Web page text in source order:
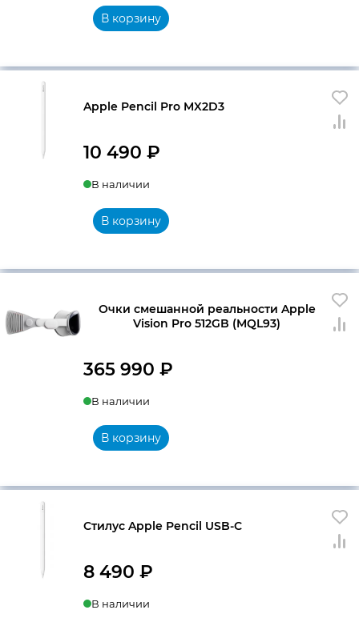
В корзину
Apple Pencil Pro MX2D3
10 490 ₽
В наличии
В корзину
Очки смешанной реальности Apple
Vision Pro 512GB (MQL93)
365 990 ₽
В наличии
В корзину
Стилус Apple Pencil USB-C
8 490 ₽
В наличии